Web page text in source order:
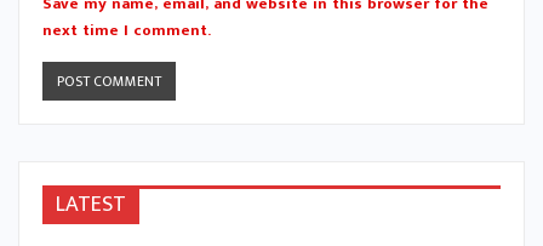
next time I comment.
LATEST